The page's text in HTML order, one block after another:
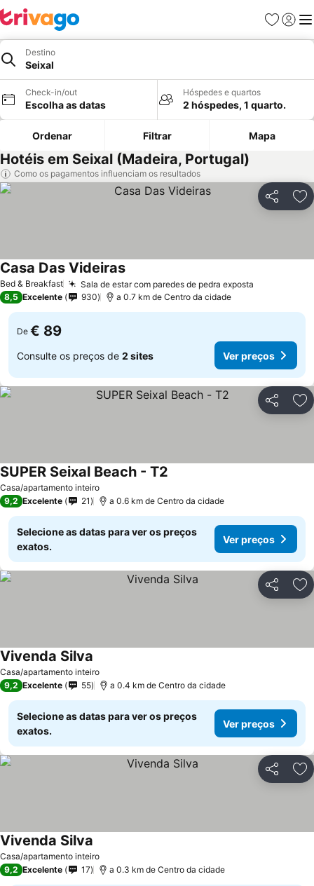
Favoritos
Iniciar
Destino
Seixal
Check-in/out
Escolha as datas
Hóspedes e quartos
2 hóspedes, 1 quarto.
Ordenar Filtrar Mapa
Hotéis em Seixal (Madeira, Portugal)
Como os pagamentos influenciam os resultados
Partilhar
Bed & Breakfast Sala de estar com paredes de pedra exposta
Casa Das Videiras
8,5 Excelente 930 a 0.7 km de Centro da cidade
De € 89
Consulte os preços de 2 sites Ver preços
Partilhar
Casa/apartamento inteiro
SUPER Seixal Beach - T2
9,2 Excelente 21 a 0.6 km de Centro da cidade
Selecione as datas para ver os preços
exatos.
Ver preços
Partilhar
Casa/apartamento inteiro
Vivenda Silva
9,2 Excelente 55 a 0.4 km de Centro da cidade
Selecione as datas para ver os preços
exatos.
Ver preços
Partilhar
Casa/apartamento inteiro
Vivenda Silva
9,2 Excelente 17 a 0.3 km de Centro da cidade